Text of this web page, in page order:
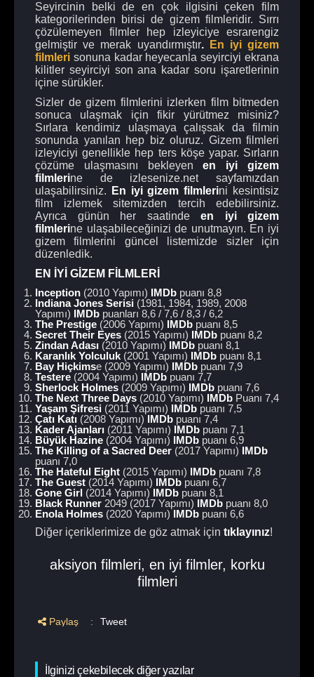
Seyircinin belki de en çok ilgisini çeken film
kategorilerinden birisi de gizem filmleridir. Sırrı
çözülemeyen filmler hep izleyiciye esrarengiz
gelmiştir ve merak uyandırmıştır.
En iyi gizem
filmleri sonuna kadar heyecanla seyirciyi ekrana
kilitler seyirciyi son ana kadar soru işaretlerinin
içine sürükler.
Sizler de gizem filmlerini izlerken film bitmeden
sonuca ulaşmak için fikir yürütmez misiniz?
Sırlara kendimiz ulaşmaya çalışsak da filmin
sonunda yanılan hep biz oluruz. Gizem filmleri
izleyiciyi genellikle hep ters köşe yapar. Sırların
çözüme ulaşmasını bekleyenen iyi gizem
filmlerine de izlesenize.net sayfamızdan
ulaşabilirsiniz.
En iyi gizem filmlerini kesintisiz
film izlemek sitemizden tercih edebilirsiniz.
Ayrıca günün her saatinde en iyi gizem
filmlerine ulaşabileceğinizi de unutmayın. En iyi
gizem filmlerini güncel listemizde sizler için
düzenledik.
EN İYİ GİZEM FİLMLERİ
Inception (2010 Yapımı) IMDb puanı 8,8
Indiana Jones Serisi (1981, 1984, 1989, 2008
Yapımı) IMDb puanları 8,6 / 7,6 / 8,3 / 6,2
The Prestige (2006 Yapımı) IMDb puanı 8,5
Secret Their Eyes (2015 Yapımı) IMDb puanı 8,2
Zindan Adası (2010 Yapımı) IMDb puanı 8,1
Karanlık Yolculuk (2001 Yapımı) IMDb puanı 8,1
Bay Hiçkimse (2009 Yapımı) IMDb puanı 7,9
Testere (2004 Yapımı) IMDb puanı 7,7
Sherlock Holmes (2009 Yapımı) IMDb puanı 7,6
The Next Three Days (2010 Yapımı) IMDb Puanı 7,4
Yaşam Şifresi (2011 Yapımı) IMDb puanı 7,5
Çatı Katı (2008 Yapımı) IMDb puanı 7,4
Kader Ajanları (2011 Yapımı) IMDb puanı 7,1
Büyük Hazine (2004 Yapımı) IMDb puanı 6,9
The Killing of a Sacred Deer (2017 Yapımı) IMDb
puanı 7,0
The Hateful Eight (2015 Yapımı) IMDb puanı 7,8
The Guest (2014 Yapımı) IMDb puanı 6,7
Gone Girl (2014 Yapımı) IMDb puanı 8,1
Black Runner 2049 (2017 Yapımı) IMDb puanı 8,0
Enola Holmes (2020 Yapımı) IMDb puanı 6,6
Diğer içeriklerimize de göz atmak için tıklayınız!
aksiyon filmleri, en iyi filmler, korku
filmleri
Paylaş : Tweet
İlginizi çekebilecek diğer yazılar